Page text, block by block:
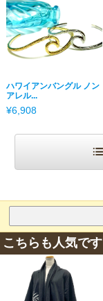
ハワイアンバングル ノン
アレル...
¥6,908
こちらも人気です